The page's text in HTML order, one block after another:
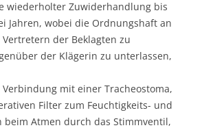
wiederholter Zuwiderhandlung bis
Jahren, wobei die Ordnungshaft an
der Beklagten zu
der Klägerin zu unterlassen,
mit einer Tracheostoma,
Filter zum Feuchtigkeits- und
beim Atmen durch das Stimmventil,